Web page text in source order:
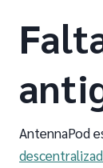
AntennaPod